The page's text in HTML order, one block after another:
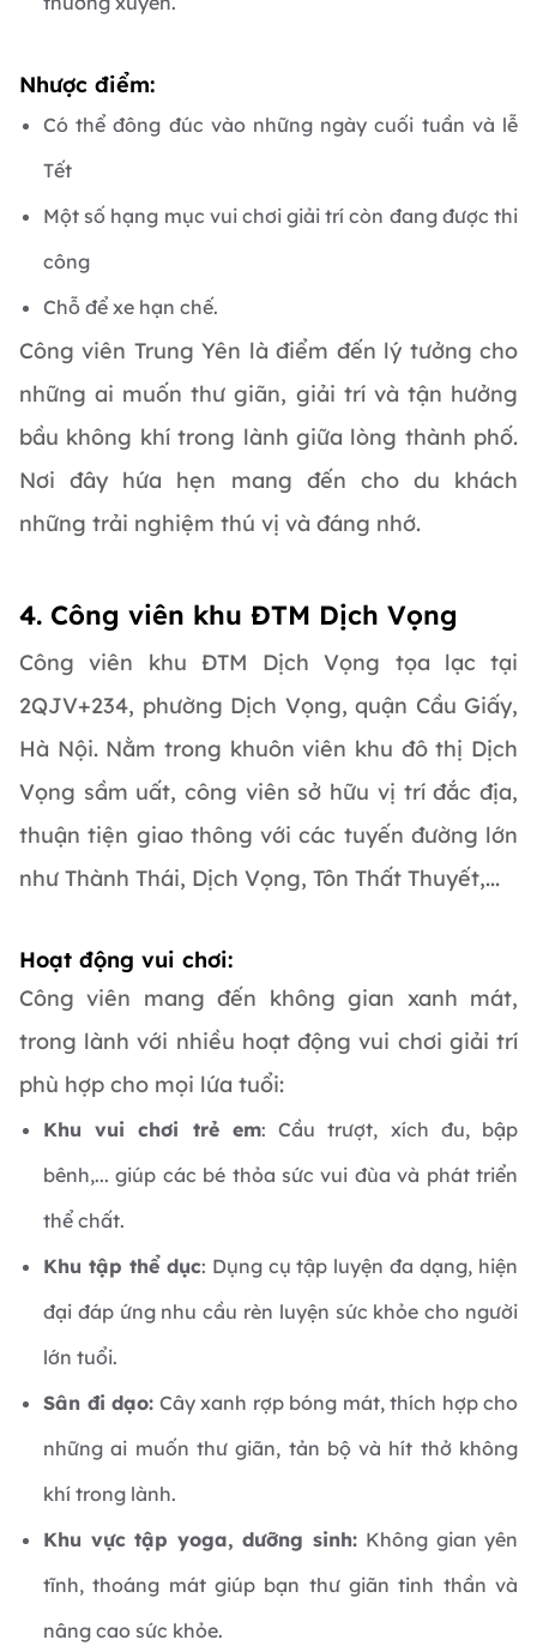
Nhược điểm:
Có thể đông đúc vào những ngày cuối tuần và lễ
Tết
Một số hạng mục vui chơi giải trí còn đang được thi
công
Chỗ để xe hạn chế.
Công viên Trung Yên là điểm đến lý tưởng cho
những ai muốn thư giãn, giải trí và tận hưởng
bầu không khí trong lành giữa lòng thành phố.
Nơi đây hứa hẹn mang đến cho du khách
những trải nghiệm thú vị và đáng nhớ.
4. Công viên khu ĐTM Dịch Vọng
Công viên khu ĐTM Dịch Vọng tọa lạc tại
2QJV+234, phường Dịch Vọng, quận Cầu Giấy,
Hà Nội. Nằm trong khuôn viên khu đô thị Dịch
Vọng sầm uất, công viên sở hữu vị trí đắc địa,
thuận tiện giao thông với các tuyến đường lớn
như Thành Thái, Dịch Vọng, Tôn Thất Thuyết,...
Hoạt động vui chơi:
Công viên mang đến không gian xanh mát,
trong lành với nhiều hoạt động vui chơi giải trí
phù hợp cho mọi lứa tuổi:
Khu vui chơi trẻ em: Cầu trượt, xích đu, bập
bênh,... giúp các bé thỏa sức vui đùa và phát triển
thể chất.
Khu tập thể dục: Dụng cụ tập luyện đa dạng, hiện
đại đáp ứng nhu cầu rèn luyện sức khỏe cho người
lớn tuổi.
Sân đi dạo: Cây xanh rợp bóng mát, thích hợp cho
những ai muốn thư giãn, tản bộ và hít thở không
khí trong lành.
Khu vực tập yoga, dưỡng sinh: Không gian yên
tĩnh, thoáng mát giúp bạn thư giãn tinh thần và
nâng cao sức khỏe.